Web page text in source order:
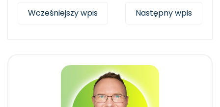
Wcześniejszy wpis Następny wpis